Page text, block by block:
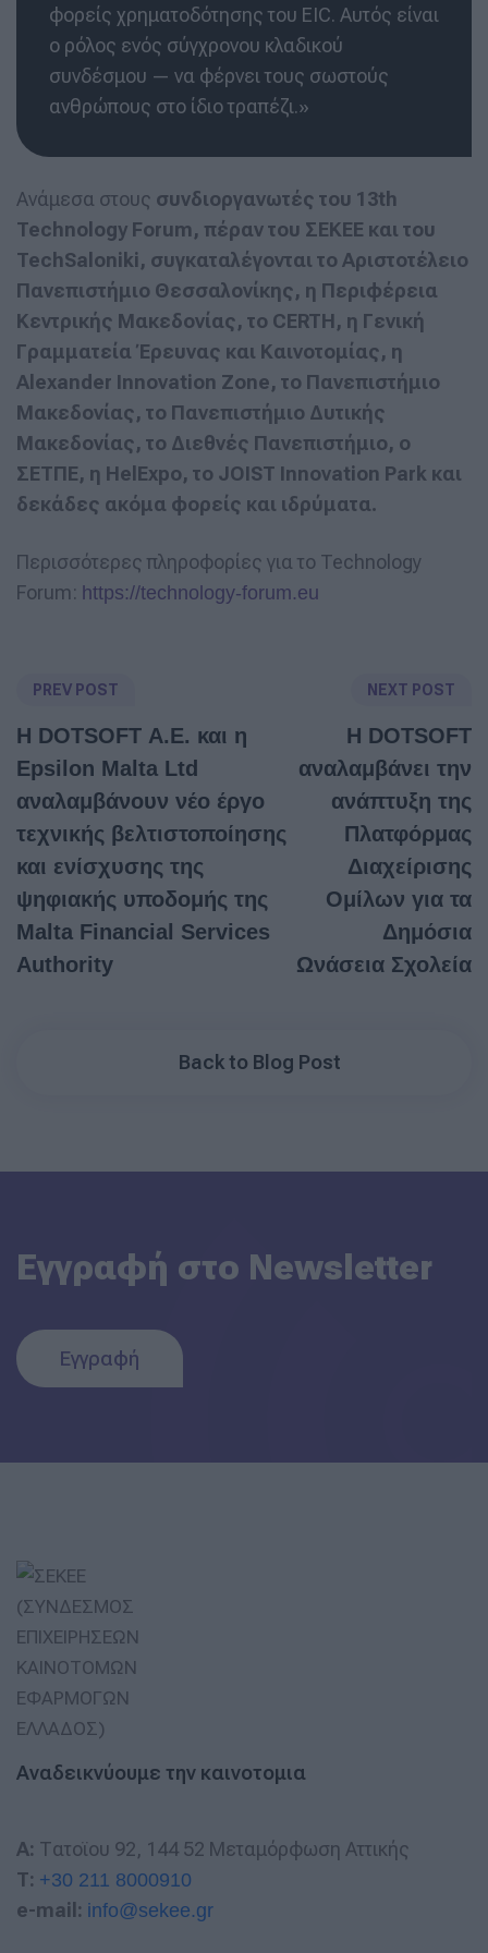
φορείς χρηματοδότησης του EIC. Αυτός είναι
ο ρόλος ενός σύγχρονου κλαδικού
συνδέσμου — να φέρνει τους σωστούς
ανθρώπους στο ίδιο τραπέζι.»
Ανάμεσα στους συνδιοργανωτές του 13th
Technology Forum, πέραν του ΣΕΚΕΕ και του
TechSaloniki, συγκαταλέγονται το Αριστοτέλειο
Πανεπιστήμιο Θεσσαλονίκης, η Περιφέρεια
Κεντρικής Μακεδονίας, το CERTH, η Γενική
Γραμματεία Έρευνας και Καινοτομίας, η
Alexander Innovation Zone, το Πανεπιστήμιο
Μακεδονίας, το Πανεπιστήμιο Δυτικής
Μακεδονίας, το Διεθνές Πανεπιστήμιο, ο
ΣΕΤΠΕ, η ΗelExpo, το JOIST Innovation Park και
δεκάδες ακόμα φορείς και ιδρύματα.
Περισσότερες πληροφορίες για το Technology
Forum: https://technology-forum.eu
PREV POST
Η DOTSOFT Α.Ε. και η
Epsilon Malta Ltd
αναλαμβάνουν νέο έργο
τεχνικής βελτιστοποίησης
και ενίσχυσης της
ψηφιακής υποδομής της
Malta Financial Services
Authority
NEXT POST
Η DOTSOFT
αναλαμβάνει την
ανάπτυξη της
Πλατφόρμας
Διαχείρισης
Ομίλων για τα
Δημόσια
Ωνάσεια Σχολεία
Back to Blog Post
Εγγραφή στο Newsletter
Εγγραφή
Αναδεικνύουμε την καινοτομια
A: Τατοϊου 92, 144 52 Μεταμόρφωση Αττικής
T: +30 211 8000910
e-mail: info@sekee.gr